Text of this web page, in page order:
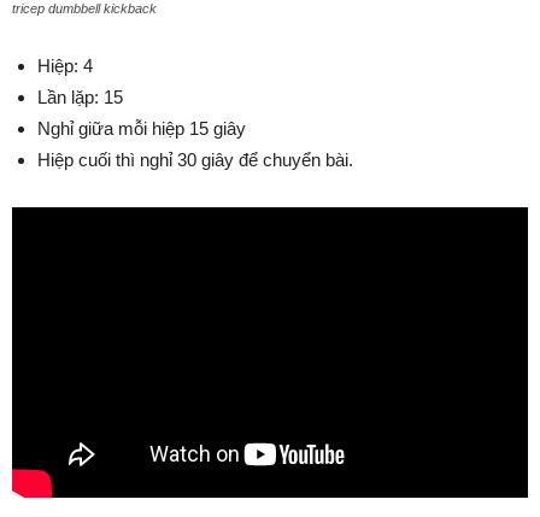
tricep dumbbell kickback
Hiệp: 4
Lần lặp: 15
Nghỉ giữa mỗi hiệp 15 giây
Hiệp cuối thì nghỉ 30 giây để chuyển bài.